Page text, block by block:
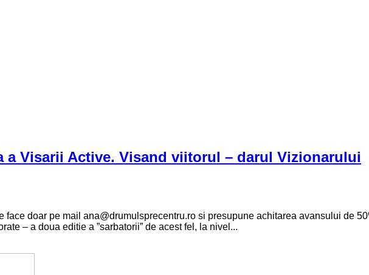
a Visarii Active. Visand viitorul – darul Vizionarului
doar pe mail ana@drumulsprecentru.ro si presupune achitarea avansului de
– a doua editie a ”sarbatorii” de acest fel, la nivel...